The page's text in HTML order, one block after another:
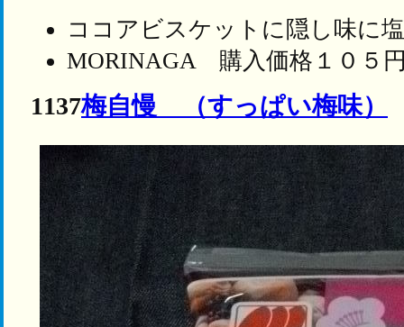
ココアビスケットに隠し味に
MORINAGA 購入価格１０５
1137梅自慢 （すっぱい梅味）